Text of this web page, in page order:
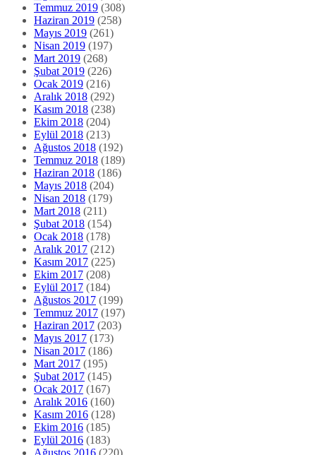
Temmuz 2019 (308)
Haziran 2019 (258)
Mayıs 2019 (261)
Nisan 2019 (197)
Mart 2019 (268)
Şubat 2019 (226)
Ocak 2019 (216)
Aralık 2018 (292)
Kasım 2018 (238)
Ekim 2018 (204)
Eylül 2018 (213)
Ağustos 2018 (192)
Temmuz 2018 (189)
Haziran 2018 (186)
Mayıs 2018 (204)
Nisan 2018 (179)
Mart 2018 (211)
Şubat 2018 (154)
Ocak 2018 (178)
Aralık 2017 (212)
Kasım 2017 (225)
Ekim 2017 (208)
Eylül 2017 (184)
Ağustos 2017 (199)
Temmuz 2017 (197)
Haziran 2017 (203)
Mayıs 2017 (173)
Nisan 2017 (186)
Mart 2017 (195)
Şubat 2017 (145)
Ocak 2017 (167)
Aralık 2016 (160)
Kasım 2016 (128)
Ekim 2016 (185)
Eylül 2016 (183)
Ağustos 2016 (220)